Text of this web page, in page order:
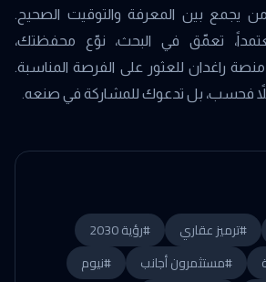
يجمع بين المعرفة والتوقيت الصحيح.
تعمّق في البحث، نوّع محفظتك،
راغدان للعثور على الفرصة المناسبة.
فحسب، بل تدعوك للمشاركة في صنعه.
#ترميز عقاري #رؤية 2030
#مستثمرون أجانب #نيوم